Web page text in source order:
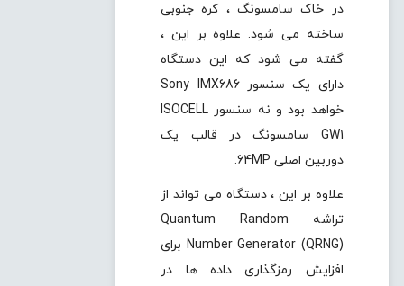
در خاک سامسونگ ، کره جنوبی
ساخته می شود. علاوه بر این ،
گفته می شود که این دستگاه
دارای یک سنسور Sony IMX686
خواهد بود و نه سنسور ISOCELL
GW1 سامسونگ در قالب یک
دوربین اصلی 64MP.
علاوه بر این ، دستگاه می تواند از
تراشه Quantum Random
Number Generator (QRNG) برای
افزایش رمزگذاری داده ها در